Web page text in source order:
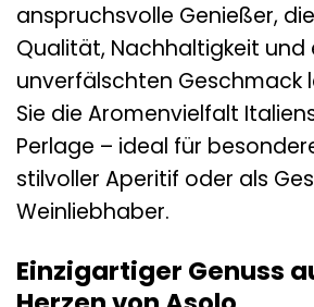
anspruchsvolle Genießer,
Qualität, Nachhaltigkeit und
unverfälschten Geschmack
Sie die Aromenvielfalt
Perlage – ideal für
stilvoller Aperitif oder als
Weinliebhaber.
Einzigartiger Genuss